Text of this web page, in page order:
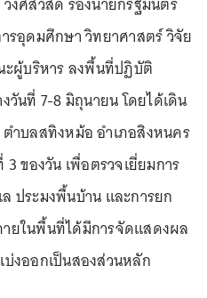
รอุดมศึกษา วิทยาศาสตร์ วิจัย
ผู้บริหาร ลงพื้นที่ปฏิบัติ
วันที่ 7-8 มิถุนายน โดยได้เดิน
ำบลสทิงหม้อ อำเภอสิงหนคร
ของวัน เพื่อตรวจเยี่ยมการ
ประมงพื้นบ้าน และการยก
ยในพื้นที่ได้มีการจัดแสดงผล
งออกเป็นสองส่วนหลัก